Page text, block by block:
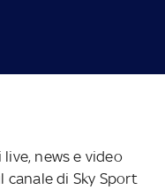
news e video
canale di Sky Sport